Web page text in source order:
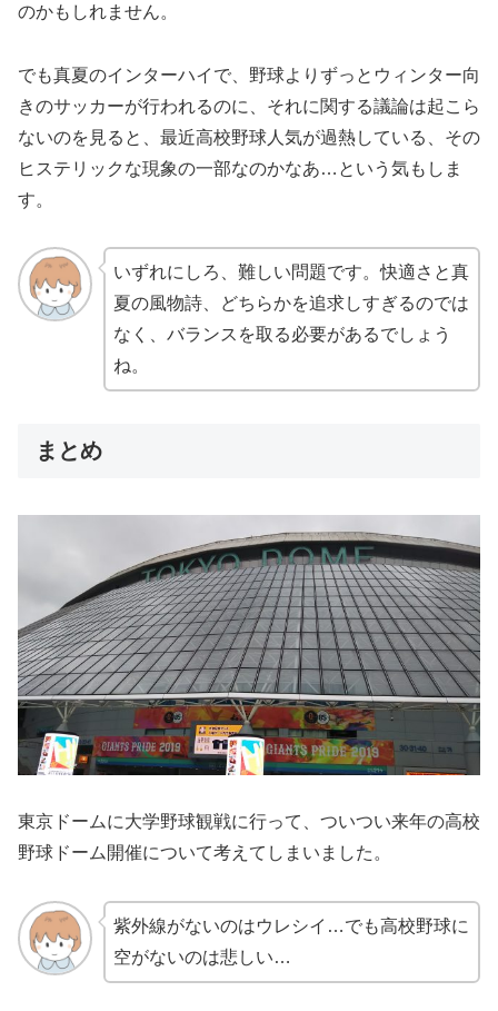
のかもしれません。
でも真夏のインターハイで、野球よりずっとウィンター向
きのサッカーが行われるのに、それに関する議論は起こら
ないのを見ると、最近高校野球人気が過熱している、その
ヒステリックな現象の一部なのかなあ…という気もしま
す。
いずれにしろ、難しい問題です。快適さと真
夏の風物詩、どちらかを追求しすぎるのでは
なく、バランスを取る必要があるでしょう
ね。
まとめ
東京ドームに大学野球観戦に行って、ついつい来年の高校
野球ドーム開催について考えてしまいました。
紫外線がないのはウレシイ…でも高校野球に
空がないのは悲しい…